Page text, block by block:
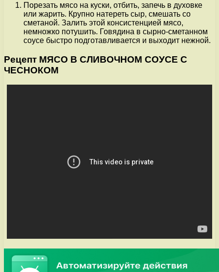
Порезать мясо на куски, отбить, запечь в духовке
или жарить. Крупно натереть сыр, смешать со
сметаной. Залить этой консистенцией мясо,
немножко потушить. Говядина в сырно-сметанном
соусе быстро подготавливается и выходит нежной.
Рецепт МЯСО В СЛИВОЧНОМ СОУСЕ С
ЧЕСНОКОМ